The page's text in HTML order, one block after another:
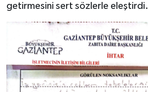
getirmesini sert sözlerle eleştirdi.